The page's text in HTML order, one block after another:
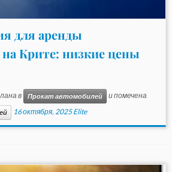
для аренды
Крите: низкие цены
в Прокат автомобилей и помечена
16 октября, 2025 Elite